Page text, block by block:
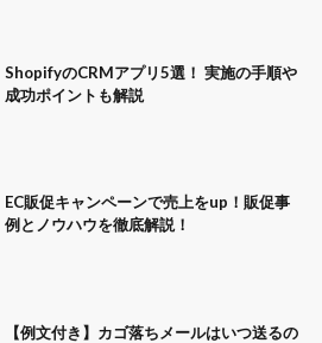
ShopifyのCRMアプリ5選！ 実施の手順や
成功ポイントも解説
EC販促キャンペーンで売上をup！販促事
例とノウハウを徹底解説！
【例文付き】カゴ落ちメールはいつ送るの